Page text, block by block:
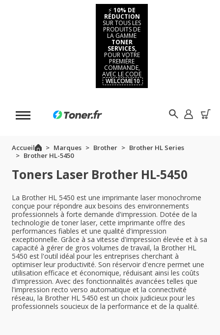
⚡ 10% DE
RÉDUCTION
SUR TOUS LES
PRODUITS DE
LA GAMME
TONER
SERVICES,
POUR VOTRE
PREMIÈRE
COMMANDE,
AVEC LE CODE
WELCOME10
Accueil Marques Brother
Brother HL Series
Brother HL-5450
Toners Laser Brother HL-5450
La Brother HL 5450 est une imprimante laser monochrome
conçue pour répondre aux besoins des environnements
professionnels à forte demande d'impression. Dotée de la
technologie de toner laser, cette imprimante offre des
performances fiables et une qualité d'impression
exceptionnelle. Grâce à sa vitesse d'impression élevée et à sa
capacité à gérer de gros volumes de travail, la Brother HL
5450 est l'outil idéal pour les entreprises cherchant à
optimiser leur productivité. Son réservoir d'encre permet une
utilisation efficace et économique, réduisant ainsi les coûts
d'impression. Avec des fonctionnalités avancées telles que
l'impression recto verso automatique et la connectivité
réseau, la Brother HL 5450 est un choix judicieux pour les
professionnels soucieux de la performance et de la qualité.